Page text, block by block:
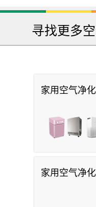
寻找更多
家用空气净
家用空气净